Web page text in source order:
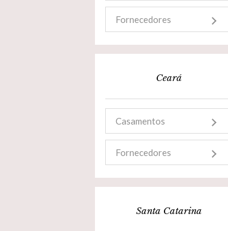
Fornecedores
Ceará
Casamentos
Fornecedores
Santa Catarina